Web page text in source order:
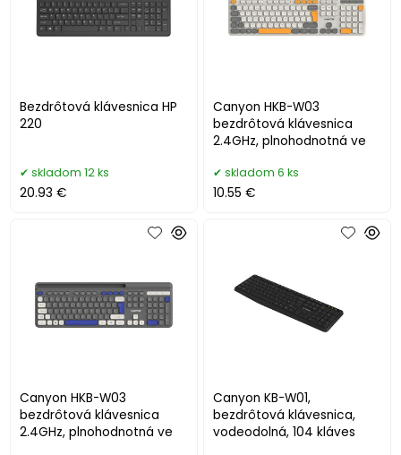
Bezdrôtová klávesnica HP
220
skladom 12 ks
20.93 €
Canyon HKB-W03
bezdrôtová klávesnica
2.4GHz, plnohodnotná ve
skladom 6 ks
10.55 €
Canyon HKB-W03
bezdrôtová klávesnica
2.4GHz, plnohodnotná ve
Canyon KB-W01,
bezdrôtová klávesnica,
vodeodolná, 104 kláves